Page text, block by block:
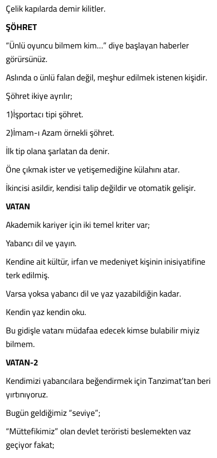
Çelik kapılarda demir kilitler.
ŞÖHRET
“Ünlü oyuncu bilmem kim…” diye başlayan haberler
görürsünüz.
Aslında o ünlü falan değil, meşhur edilmek istenen kişidir.
Şöhret ikiye ayrılır;
1)İşportacı tipi şöhret.
2)İmam-ı Azam örnekli şöhret.
İlk tip olana şarlatan da denir.
Öne çıkmak ister ve yetişemediğine külahını atar.
İkincisi asildir, kendisi talip değildir ve otomatik gelişir.
VATAN
Akademik kariyer için iki temel kriter var;
Yabancı dil ve yayın.
Kendine ait kültür, irfan ve medeniyet kişinin inisiyatifine
terk edilmiş.
Varsa yoksa yabancı dil ve yaz yazabildiğin kadar.
Kendin yaz kendin oku.
Bu gidişle vatanı müdafaa edecek kimse bulabilir miyiz
bilmem.
VATAN-2
Kendimizi yabancılara beğendirmek için Tanzimat’tan beri
yırtınıyoruz.
Bugün geldiğimiz “seviye”;
“Müttefikimiz” olan devlet teröristi beslemekten vaz
geçiyor fakat;